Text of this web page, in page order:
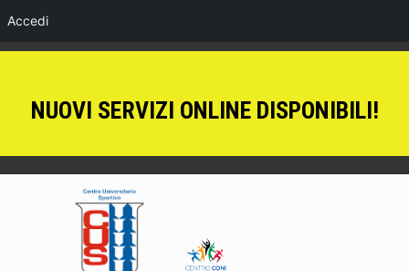
Accedi
NUOVI SERVIZI ONLINE DISPONIBILI!